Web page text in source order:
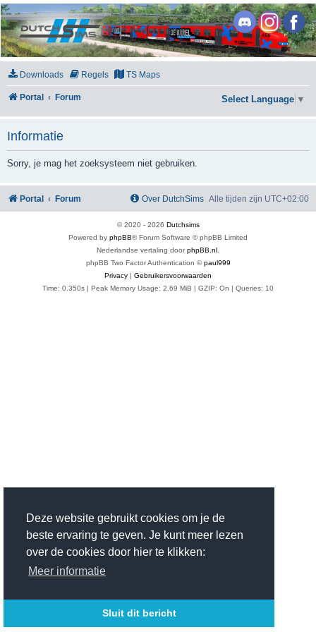
Deze website gebruikt cookies om je de
beste ervaring te geven. Je kunt meer lezen
over de cookies door hier te klikken:
Meer informatie
Sluit dit bericht
DutchSims
Downloads Regels TS Maps
Portal Forum Select Language ▼
Informatie
Sorry, je mag het zoeksysteem niet gebruiken.
Portal Forum Alle tijden zijn UTC+02:00
Over DutchSims
© 2020 - 2026 Dutchsims
Powered by phpBB® Forum Software © phpBB Limited
Nederlandse vertaling doorphpBB.nl
phpBB Two Factor Authentication ©paul999
Privacy | Gebruikersvoorwaarden
Time: 0.350s | Peak Memory Usage: 2.69 MiB | GZIP: On | Queries: 10